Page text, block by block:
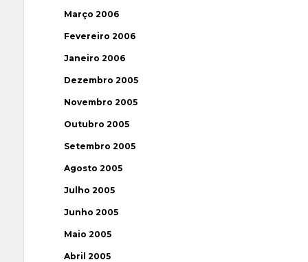
Março 2006
Fevereiro 2006
Janeiro 2006
Dezembro 2005
Novembro 2005
Outubro 2005
Setembro 2005
Agosto 2005
Julho 2005
Junho 2005
Maio 2005
Abril 2005